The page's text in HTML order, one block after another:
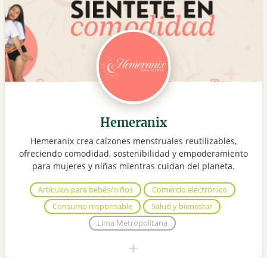
Hemeranix
Hemeranix crea calzones menstruales reutilizables,
ofreciendo comodidad, sostenibilidad y empoderamiento
para mujeres y niñas mientras cuidan del planeta.
Artículos para bebés/niños
Comercio electrónico
Consumo responsable
Salud y bienestar
Lima Metropolitana